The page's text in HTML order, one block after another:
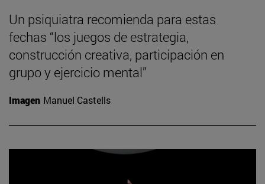
Un psiquiatra recomienda para estas
fechas “los juegos de estrategia,
construcción creativa, participación en
grupo y ejercicio mental”
Imagen Manuel Castells